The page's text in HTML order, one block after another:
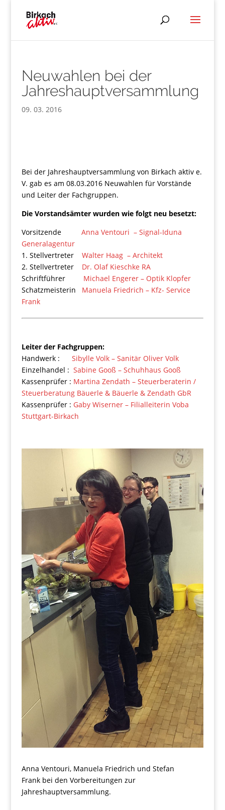
Neuwahlen bei der
Jahreshauptversammlung
09. 03. 2016
Bei der Jahreshauptversammlung von Birkach aktiv e.
V. gab es am 08.03.2016 Neuwahlen für Vorstände
und Leiter der Fachgruppen.
Die Vorstandsämter wurden wie folgt neu besetzt:
Vorsitzende Anna Ventouri – Signal-Iduna
Generalagentur
1. Stellvertreter Walter Haag – Architekt
2. Stellvertreter Dr. Olaf Kieschke RA
Schriftführer Michael Engerer – Optik Klopfer
Schatzmeisterin Manuela Friedrich – Kfz- Service
Frank
Leiter der Fachgruppen:
Handwerk : Sibylle Volk – Sanitär Oliver Volk
Einzelhandel : Sabine Gooß – Schuhhaus Gooß
Kassenprüfer : Martina Zendath – Steuerberaterin /
Steuerberatung Bäuerle & Bäuerle & Zendath GbR
Kassenprüfer : Gaby Wiserner – Filialleiterin Voba
Stuttgart-Birkach
Anna Ventouri, Manuela Friedrich und Stefan
Frank bei den Vorbereitungen zur
Jahreshauptversammlung.